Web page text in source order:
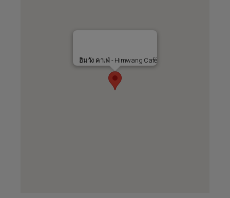
ฮิมวัง คาเฟ่ - Himwang Café